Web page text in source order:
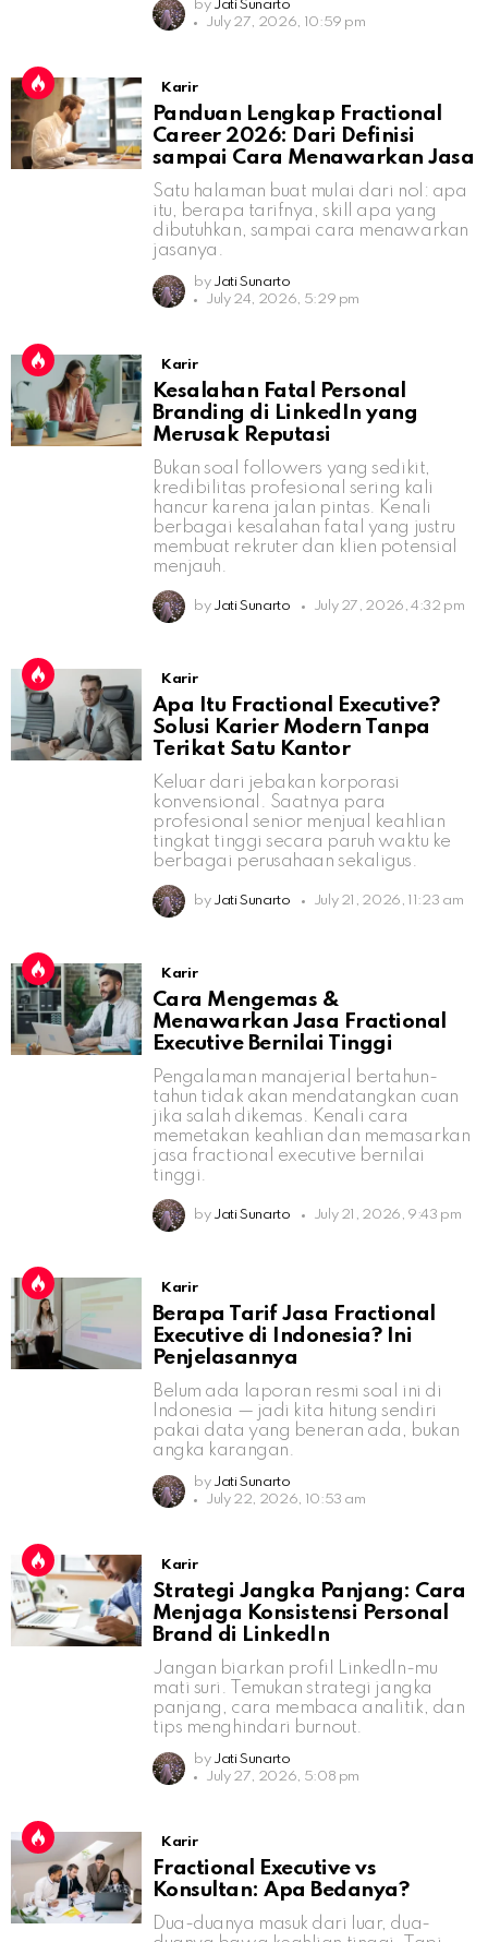
by Jati Sunarto
July 27, 2026, 10:59 pm
Karir
Panduan Lengkap Fractional
Career 2026: Dari Definisi
sampai Cara Menawarkan Jasa
Satu halaman buat mulai dari nol: apa
itu, berapa tarifnya, skill apa yang
dibutuhkan, sampai cara menawarkan
jasanya.
by Jati Sunarto
July 24, 2026, 5:29 pm
Karir
Kesalahan Fatal Personal
Branding di LinkedIn yang
Merusak Reputasi
Bukan soal followers yang sedikit,
kredibilitas profesional sering kali
hancur karena jalan pintas. Kenali
berbagai kesalahan fatal yang justru
membuat rekruter dan klien potensial
menjauh.
by Jati Sunarto July 27, 2026, 4:32 pm
Karir
Apa Itu Fractional Executive?
Solusi Karier Modern Tanpa
Terikat Satu Kantor
Keluar dari jebakan korporasi
konvensional. Saatnya para
profesional senior menjual keahlian
tingkat tinggi secara paruh waktu ke
berbagai perusahaan sekaligus.
by Jati Sunarto July 21, 2026, 11:23 am
Karir
Cara Mengemas &
Menawarkan Jasa Fractional
Executive Bernilai Tinggi
Pengalaman manajerial bertahun-
tahun tidak akan mendatangkan cuan
jika salah dikemas. Kenali cara
memetakan keahlian dan memasarkan
jasa fractional executive bernilai
tinggi.
by Jati Sunarto July 21, 2026, 9:43 pm
Karir
Berapa Tarif Jasa Fractional
Executive di Indonesia? Ini
Penjelasannya
Belum ada laporan resmi soal ini di
Indonesia — jadi kita hitung sendiri
pakai data yang beneran ada, bukan
angka karangan.
by Jati Sunarto
July 22, 2026, 10:53 am
Karir
Strategi Jangka Panjang: Cara
Menjaga Konsistensi Personal
Brand di LinkedIn
Jangan biarkan profil LinkedIn-mu
mati suri. Temukan strategi jangka
panjang, cara membaca analitik, dan
tips menghindari burnout.
by Jati Sunarto
July 27, 2026, 5:08 pm
Karir
Fractional Executive vs
Konsultan: Apa Bedanya?
Dua-duanya masuk dari luar, dua-